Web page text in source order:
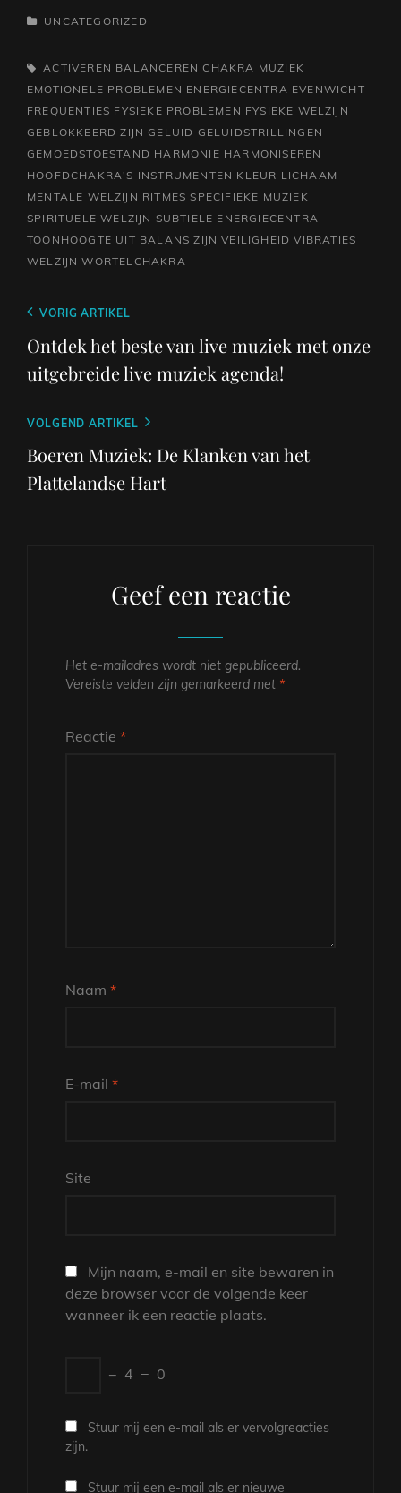
CATEGORIEËN
UNCATEGORIZED
TAGS,ACTIVEREN BALANCEREN CHAKRA MUZIEK
EMOTIONELE PROBLEMEN ENERGIECENTRA EVENWICHT
FREQUENTIES FYSIEKE PROBLEMEN FYSIEKE WELZIJN
GEBLOKKEERD ZIJN GELUID GELUIDSTRILLINGEN
GEMOEDSTOESTAND HARMONIE HARMONISEREN
HOOFDCHAKRA'S INSTRUMENTEN KLEUR LICHAAM
MENTALE WELZIJN RITMES SPECIFIEKE MUZIEK
SPIRITUELE WELZIJN SUBTIELE ENERGIECENTRA
TOONHOOGTE UIT BALANS ZIJN VEILIGHEID VIBRATIES
WELZIJN WORTELCHAKRA
Berichtnavigatie
Vorig
bericht
VORIG ARTIKEL
Ontdek het beste van live muziek met onze
uitgebreide live muziek agenda!
Volgend
bericht
VOLGEND ARTIKEL
Boeren Muziek: De Klanken van het
Plattelandse Hart
Geef een reactie
Het e-mailadres wordt niet gepubliceerd.
Vereiste velden zijn gemarkeerd met *
Reactie *
Naam *
E-mail *
Site
Mijn naam, e-mail en site bewaren in
deze browser voor de volgende keer
wanneer ik een reactie plaats.
− 4 = 0
Stuur mij een e-mail als er vervolgreacties
zijn.
Stuur mij een e-mail als er nieuwe